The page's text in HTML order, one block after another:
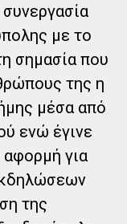
με το
σημασία που
της η
μέσα από
ενώ έγινε
αφορμή για
της